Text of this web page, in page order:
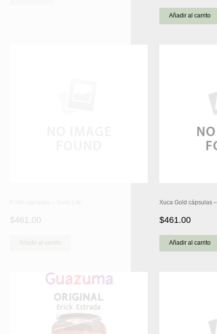
Añadir al carrito
$461.00
Añadir al carrito
Xuca Gold cápsulas
$461.00
Añadir al carrito